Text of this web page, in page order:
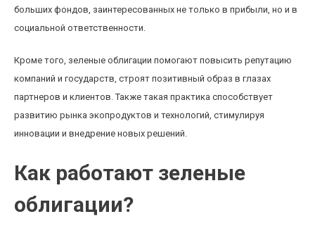
больших фондов, заинтересованных не только в прибыли, но и в
социальной ответственности.
Кроме того, зеленые облигации помогают повысить репутацию
компаний и государств, строят позитивный образ в глазах
партнеров и клиентов. Также такая практика способствует
развитию рынка экопродуктов и технологий, стимулируя
инновации и внедрение новых решений.
Как работают зеленые
облигации?